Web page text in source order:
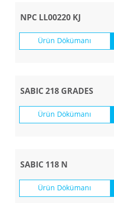
NPC LL00220 KJ
Ürün Dökümanı
SABIC 218 GRADES
Ürün Dökümanı
SABIC 118 N
Ürün Dökümanı